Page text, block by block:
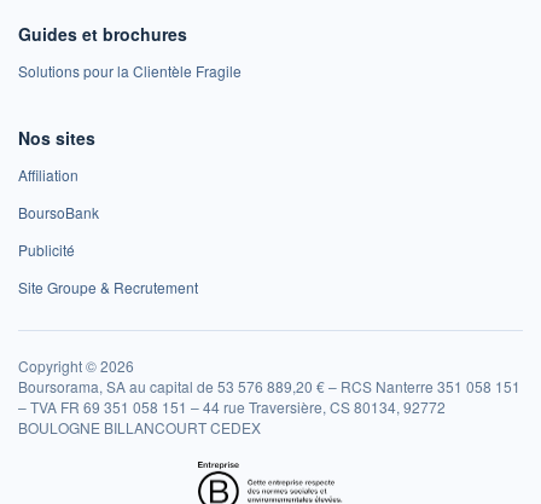
Guides et brochures
Solutions pour la Clientèle Fragile
Nos sites
Affiliation
BoursoBank
Publicité
Site Groupe & Recrutement
Copyright © 2026
Boursorama, SA au capital de 53 576 889,20 € – RCS Nanterre 351 058 151
– TVA FR 69 351 058 151 – 44 rue Traversière, CS 80134, 92772
BOULOGNE BILLANCOURT CEDEX